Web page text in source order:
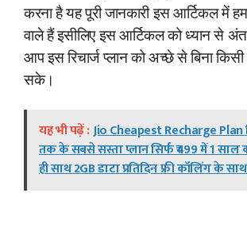
करना है यह पूरी जानकारी इस आर्टिकल में
वाले हैं इसीलिए इस आर्टिकल को ध्यान से
आप इस रिचार्ज प्लान को अच्छे से बिना
सके।
यह भी पढ़ें :Jio Cheapest Recharge
तक के सबसे सस्ता प्लान सिर्फ ₹499 में 1 साल
ही साथ 2GB डाटा प्रतिदिन फ्री कॉलिंग के